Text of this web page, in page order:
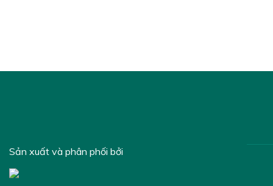
Sản xuất và phân phối bởi